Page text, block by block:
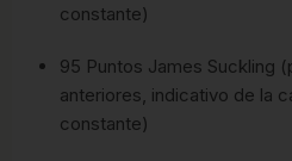
constante)
95 Puntos James Suckling
anteriores, indicativo de la
constante)